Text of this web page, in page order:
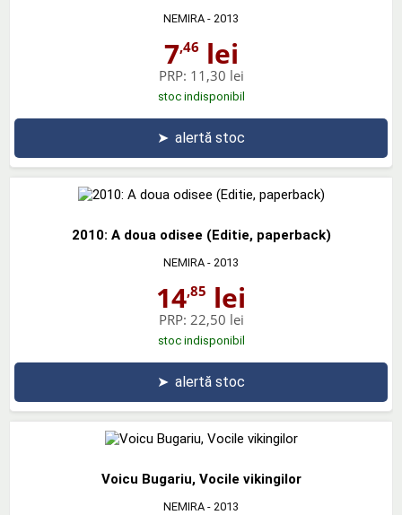
NEMIRA - 2013
7,46 lei
PRP: 11,30 lei
stoc indisponibil
➤ alertă stoc
2010: A doua odisee (Editie, paperback)
NEMIRA - 2013
14,85 lei
PRP: 22,50 lei
stoc indisponibil
➤ alertă stoc
Voicu Bugariu, Vocile vikingilor
NEMIRA - 2013